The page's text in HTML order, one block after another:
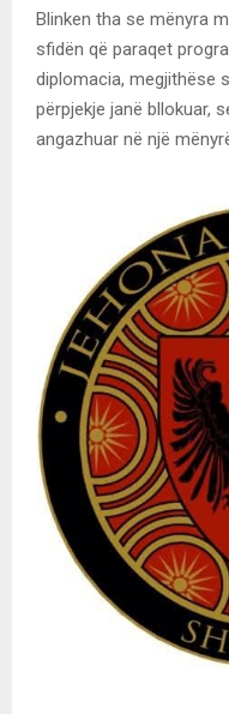
Blinken tha se mënyra
sfidën që paraqet
diplomacia, megjithëse
përpjekje janë bllokuar,
angazhuar në një